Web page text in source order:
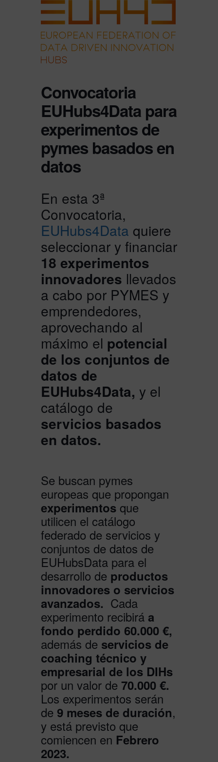
Convocatoria
EUHubs4Data para
experimentos de
pymes basados en
datos
En esta 3ª
Convocatoria,
EUHubs4Data quiere
seleccionar y financiar
18 experimentos
innovadores llevados
a cabo por PYMES y
emprendedores,
aprovechando al
máximo el potencial
de los conjuntos de
datos de
EUHubs4Data, y el
catálogo de
servicios basados
en datos.
Se buscan pymes
europeas que propongan
experimentos que
utilicen el catálogo
federado de servicios y
conjuntos de datos de
EUHubsData para el
desarrollo de productos
innovadores o servicios
avanzados. Cada
experimento recibirá a
fondo perdido 60.000 €,
además de servicios de
coaching técnico y
empresarial de los DIHs
por un valor de 70.000 €.
Los experimentos serán
de 9 meses de duración,
y está previsto que
comiencen en Febrero
2023.